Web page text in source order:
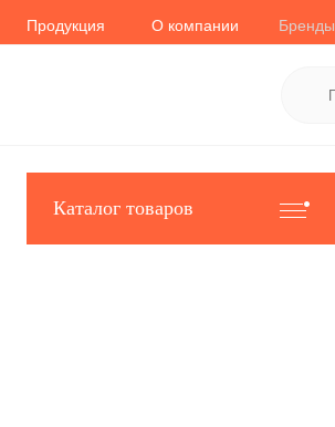
Продукция О компании Бренды
Каталог товаров